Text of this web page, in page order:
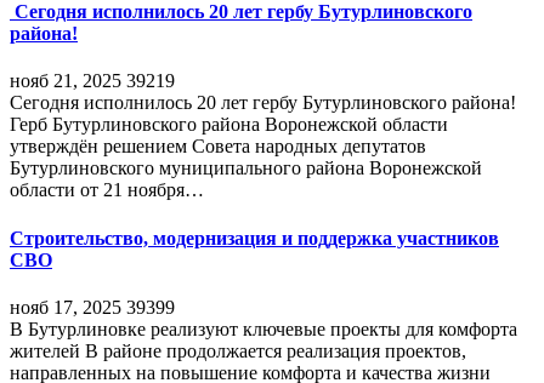
Сегодня исполнилось 20 лет гербу Бутурлиновского
района!
нояб 21, 2025 39219
Сегодня исполнилось 20 лет гербу Бутурлиновского района!
Герб Бутурлиновского района Воронежской области
утверждён решением Совета народных депутатов
Бутурлиновского муниципального района Воронежской
области от 21 ноября…
Строительство, модернизация и поддержка участников
СВО
нояб 17, 2025 39399
В Бутурлиновке реализуют ключевые проекты для комфорта
жителей В районе продолжается реализация проектов,
направленных на повышение комфорта и качества жизни